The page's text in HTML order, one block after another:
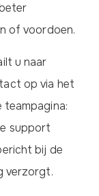
of voordoen.
u naar
op via het
support
bij de
verzorgt.